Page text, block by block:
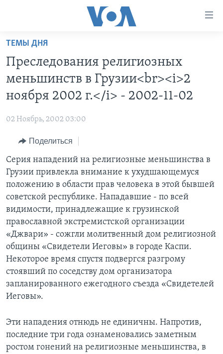
Перейти
основной
контент
Перейти
основной
навигации
Перейти
поиск
ПРОГРАММЫ
АМЕРИКА
ИТОГИ
ПОЧЕМУ ЭТО ВАЖНО?
ДИСКУССИЯ VOA
ДЕТАЛИ
НЬЮ-ЙОРК NEW YORK
АМЕРИКА. БОЛЬШОЕ ПУТЕШЕСТВИЕ
ПРОЕКТЫ
НАША АМЕРИКАНСКАЯ ИСТОРИЯ
А КАК В АМЕРИКЕ?
АРТЕФАКТЫ
АМЕРИКАНСКИЕ ГОРОДКИ
ТЕСТЫ
ИНТЕРВЬЮ
ФАКТЫ ПРОТИВ ФЕЙКОВ
ЗА СВОБОДУ ПРЕССЫ
УЧИМ АНГЛИЙСКИЙ
ВИДЕО
ПОДПИСКА НА НОВОСТИ
Learning English
СОЦИАЛЬНЫЕ СЕТИ
ТЕМЫ ДНЯ
Преследования религиозных
меньшинств в Грузии<br><i>2
ноября 2002 г.</i> - 2002-11-02
02 Ноябрь, 2002 03:00
Поделиться
Серия нападений на религиозные меньшинства в
Грузии привлекла внимание к ухудшающемуся
положению в области прав человека в этой бывшей
советской республике. Нападавшие - по всей
видимости, принадлежащие к грузинской
православной экстремистской организации
«Джвари» - сожгли молитвенный дом религиозной
общины «Свидетели Иеговы» в городе Каспи.
Некоторое время спустя подвергся разгрому
стоявший по соседству дом организатора
запланированного ежегодного съезда «Свидетелей
Иеговы».
Эти нападения отнюдь не единичны. Напротив,
последние три года ознаменовались заметным
ростом гонений на религиозные меньшинства, в